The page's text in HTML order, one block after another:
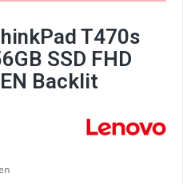
T470s
SSD FHD
Backlit